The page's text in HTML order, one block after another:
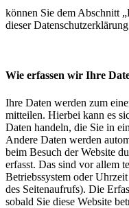
können Sie dem Abschnitt
dieser
Wie erfassen wir Ihre
Ihre Daten werden zum
mitteilen. Hierbei kann es
Daten handeln, die Sie in
Andere Daten werden
beim Besuch der Website
erfasst. Das sind vor allem
Betriebssystem oder Uhrzeit
des Seitenaufrufs). Die
sobald Sie diese Website